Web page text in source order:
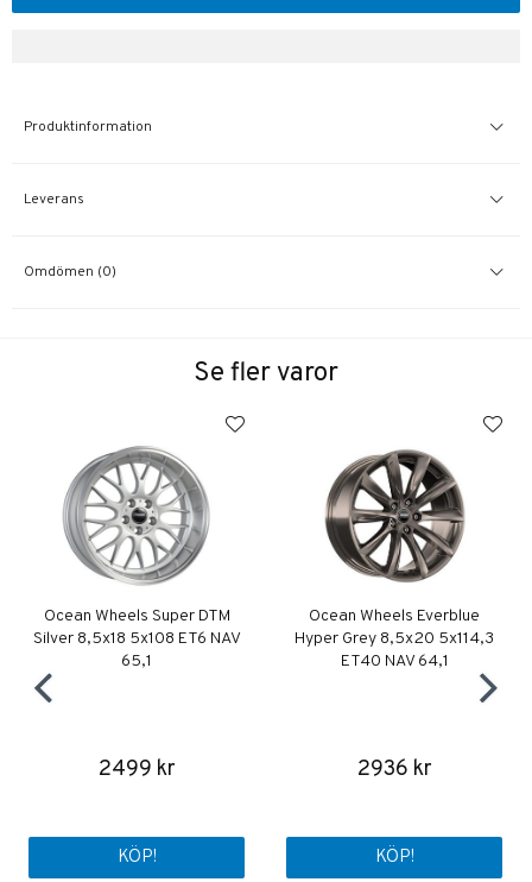
Produktinformation
Leverans
Omdömen (0)
Se fler varor
Ocean Wheels Super DTM
Silver 8,5x18 5x108 ET6 NAV
65,1
2499 kr
KÖP!
Ocean Wheels Everblue
Hyper Grey 8,5x20 5x114,3
ET40 NAV 64,1
2936 kr
KÖP!